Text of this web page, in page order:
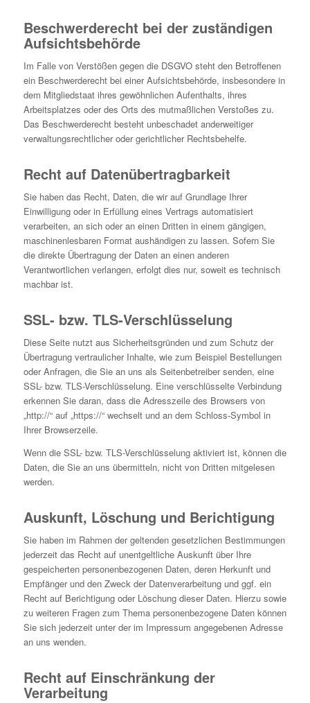
Beschwerderecht bei der zuständigen
Aufsichtsbehörde
Im Falle von Verstößen gegen die DSGVO steht den Betroffenen
ein Beschwerderecht bei einer Aufsichtsbehörde, insbesondere in
dem Mitgliedstaat ihres gewöhnlichen Aufenthalts, ihres
Arbeitsplatzes oder des Orts des mutmaßlichen Verstoßes zu.
Das Beschwerderecht besteht unbeschadet anderweitiger
verwaltungsrechtlicher oder gerichtlicher Rechtsbehelfe.
Recht auf Datenübertragbarkeit
Sie haben das Recht, Daten, die wir auf Grundlage Ihrer
Einwilligung oder in Erfüllung eines Vertrags automatisiert
verarbeiten, an sich oder an einen Dritten in einem gängigen,
maschinenlesbaren Format aushändigen zu lassen. Sofern Sie
die direkte Übertragung der Daten an einen anderen
Verantwortlichen verlangen, erfolgt dies nur, soweit es technisch
machbar ist.
SSL- bzw. TLS-Verschlüsselung
Diese Seite nutzt aus Sicherheitsgründen und zum Schutz der
Übertragung vertraulicher Inhalte, wie zum Beispiel Bestellungen
oder Anfragen, die Sie an uns als Seitenbetreiber senden, eine
SSL- bzw. TLS-Verschlüsselung. Eine verschlüsselte Verbindung
erkennen Sie daran, dass die Adresszeile des Browsers von
„http://“ auf „https://“ wechselt und an dem Schloss-Symbol in
Ihrer Browserzeile.
Wenn die SSL- bzw. TLS-Verschlüsselung aktiviert ist, können die
Daten, die Sie an uns übermitteln, nicht von Dritten mitgelesen
werden.
Auskunft, Löschung und Berichtigung
Sie haben im Rahmen der geltenden gesetzlichen Bestimmungen
jederzeit das Recht auf unentgeltliche Auskunft über Ihre
gespeicherten personenbezogenen Daten, deren Herkunft und
Empfänger und den Zweck der Datenverarbeitung und ggf. ein
Recht auf Berichtigung oder Löschung dieser Daten. Hierzu sowie
zu weiteren Fragen zum Thema personenbezogene Daten können
Sie sich jederzeit unter der im Impressum angegebenen Adresse
an uns wenden.
Recht auf Einschränkung der
Verarbeitung